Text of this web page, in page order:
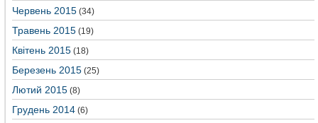
Червень 2015 (34)
Травень 2015 (19)
Квітень 2015 (18)
Березень 2015 (25)
Лютий 2015 (8)
Грудень 2014 (6)